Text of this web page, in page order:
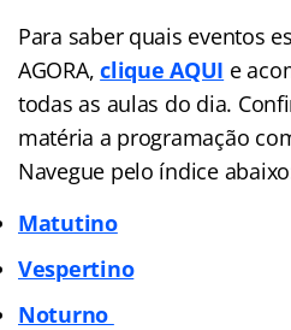
Para saber quais eventos
AGORA,clique AQUI e
todas as aulas do dia.
matéria a programação
Navegue pelo índice
Matutino
Vespertino
Noturno